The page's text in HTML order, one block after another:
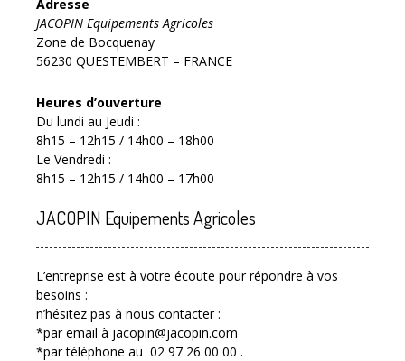
Adresse
JACOPIN Equipements Agricoles
Zone de Bocquenay
56230 QUESTEMBERT – FRANCE
Heures d’ouverture
Du lundi au Jeudi :
8h15 – 12h15 / 14h00 – 18h00
Le Vendredi :
8h15 – 12h15 / 14h00 – 17h00
JACOPIN Equipements Agricoles
L’entreprise est à votre écoute pour répondre à vos
besoins :
n’hésitez pas à nous contacter :
*par email à jacopin@jacopin.com
*par téléphone au 02 97 26 00 00 .